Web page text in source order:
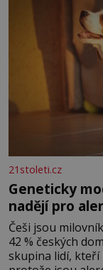
21stoleti.cz
Geneticky
nadějí pro
Češi jsou
42 % českých
skupina lidí, kteří